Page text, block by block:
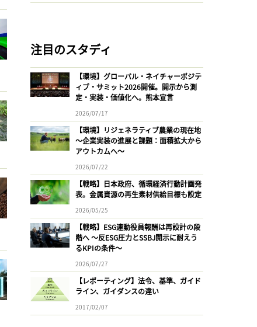
注目のスタディ
【環境】グローバル・ネイチャーポジテ
ィブ・サミット2026開催。開示から測
定・実装・価値化へ。熊本宣言
2026/07/17
【環境】リジェネラティブ農業の現在地
〜企業実装の進展と課題：面積拡大から
アウトカムへ〜
2026/07/22
【戦略】日本政府、循環経済行動計画発
表。金属資源の再生素材供給目標も設定
2026/05/25
【戦略】ESG連動役員報酬は再設計の段
階へ 〜反ESG圧力とSSBJ開示に耐えう
るKPIの条件〜
2026/07/27
【レポーティング】法令、基準、ガイド
ライン、ガイダンスの違い
2017/02/07